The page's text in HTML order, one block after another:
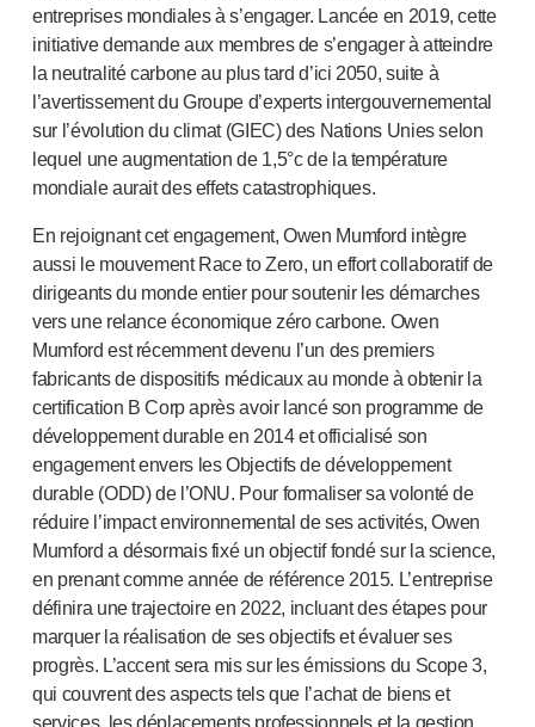
Recherche et développement
Capacités de recherche et développement
Conception axée sur le patient
Gestion de projet
Partenariats
Services de qualité et de conformité réglementaire
Services de conception de dispositifs
Durabilité
B Corp
UN Global Compact Sponsorship
Développement de Witney
Innovate UK
Actualités
Articles
Ressources
Presse
Événements
A propos de nous
Contactez-nous
Notre histoire
entreprises mondiales à s’engager. Lancée en 2019, cette
initiative demande aux membres de s’engager à atteindre
la neutralité carbone au plus tard d’ici 2050, suite à
l’avertissement du Groupe d’experts intergouvernemental
sur l’évolution du climat (GIEC) des Nations Unies selon
lequel une augmentation de 1,5°c de la température
mondiale aurait des effets catastrophiques.
En rejoignant cet engagement, Owen Mumford intègre
aussi le mouvement Race to Zero, un effort collaboratif de
dirigeants du monde entier pour soutenir les démarches
vers une relance économique zéro carbone. Owen
Mumford est récemment devenu l’un des premiers
fabricants de dispositifs médicaux au monde à obtenir la
certification B Corp après avoir lancé son programme de
développement durable en 2014 et officialisé son
engagement envers les Objectifs de développement
durable (ODD) de l’ONU. Pour formaliser sa volonté de
réduire l’impact environnemental de ses activités, Owen
Mumford a désormais fixé un objectif fondé sur la science,
en prenant comme année de référence 2015. L’entreprise
définira une trajectoire en 2022, incluant des étapes pour
marquer la réalisation de ses objectifs et évaluer ses
progrès. L’accent sera mis sur les émissions du Scope 3,
qui couvrent des aspects tels que l’achat de biens et
services, les déplacements professionnels et la gestion